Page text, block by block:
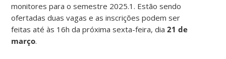
monitores para o semestre 2025.1. Estão sendo
ofertadas duas vagas e as inscrições podem ser
feitas até às 16h da próxima sexta-feira, dia21 de
março.